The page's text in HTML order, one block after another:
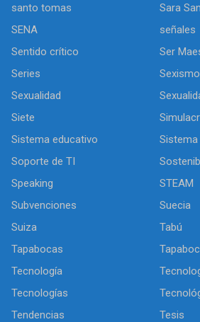
santo tomas
Sara
SENA
señales
Sentido crítico
Ser
Series
Sexismo
Sexualidad
Siete
Sistema educativo
Soporte de TI
Speaking
STEAM
Subvenciones
Suecia
Suiza
Tabú
Tapabocas
Tecnología
Tecnologías
Tendencias
Tesis